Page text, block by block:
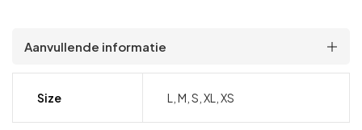
Aanvullende informatie
Size L, M, S, XL, XS